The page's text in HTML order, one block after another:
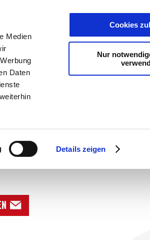
Medien
Daten
Details zeigen
Cookies
Nur
GUTSCHEINE